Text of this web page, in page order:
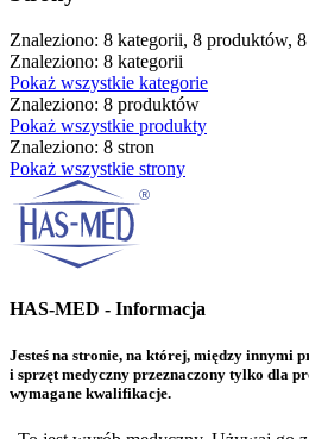
Znaleziono: 8 kategorii, 8 produktów, 8
Znaleziono: 8 kategorii
Pokaż wszystkie kategorie
Znaleziono: 8 produktów
Pokaż wszystkie produkty
Znaleziono: 8 stron
Pokaż wszystkie strony
HAS-MED - Informacja
Jesteś na stronie, na której, między innymi
i sprzęt medyczny przeznaczony tylko dla
wymagane kwalifikacje.